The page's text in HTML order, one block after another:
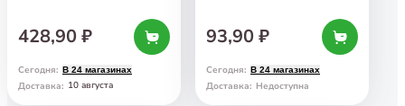
428,90 ₽
Сегодня: В 24 магазинах
Доставка: 10 августа
93,90 ₽
Сегодня: В 24 магазинах
Доставка: Недоступна